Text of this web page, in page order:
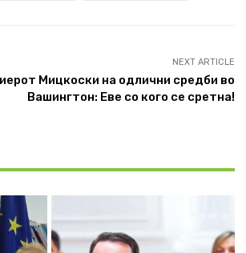
NEXT ARTICLE
Мицкоски на одлични средби во
Вашингтон: Еве со кого се сретна!